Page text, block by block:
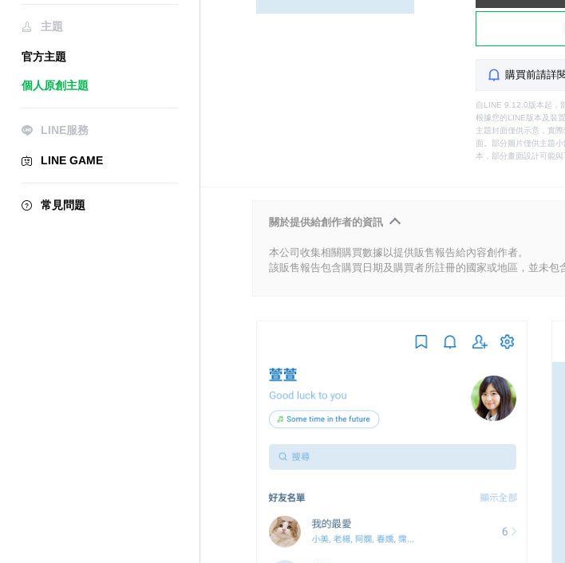
主題
官方主題
個人原創主題
LINE服務
LINE GAME
常見問題
購買前請詳
自LINE 9.12.0版本起，
根據您的LINE版本及裝
主題封面僅供示意，實
面。部分圖片僅供主題
本，部分畫面設計可能與
關於提供給創作者的資訊
本公司收集相關購買數據以提供販售報告給內容創作者。
該販售報告包含購買日期及購買者所註冊的國家或地區，並未包